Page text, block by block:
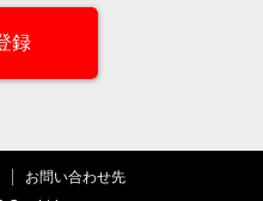
録
お問い合わせ先